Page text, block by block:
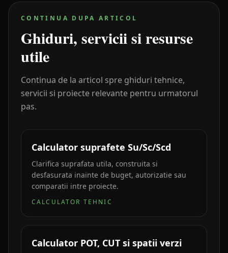
CONTINUA DUPA ARTICOL
Ghiduri, servicii si resurse
utile
Continua de la articol spre ghiduri tehnice,
servicii si proiecte relevante pentru urmatorul
pas.
Calculator suprafete Su/Sc/Scd
Clarifica suprafata utila, construita si
desfasurata inainte de buget, autorizatie sau
comparatii intre proiecte.
CALCULATOR TEHNIC
Calculator POT, CUT si spatii verzi